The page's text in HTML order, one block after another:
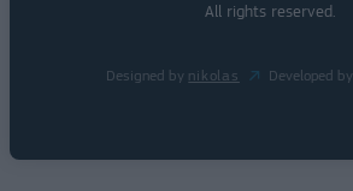
All rights reserved.
Designed by nikolas Developed by